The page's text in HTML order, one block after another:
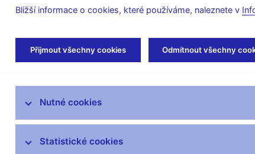
Úvod Dohled a regulace Souhrnné
Rok 2002
Co nového v dohledu
Legislativní základna
Bližší informace o cookies, které používáme, naleznete v
Přijmout všechny cookies Odmítnout všechny
Nutné cookies
Statistické cookies